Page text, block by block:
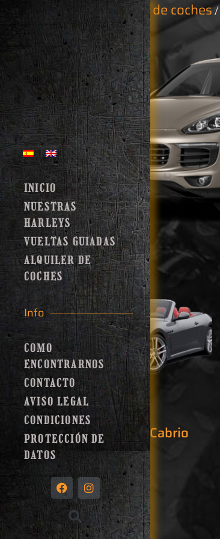
INICIO
NUESTRAS
HARLEYS
VUELTAS GUIADAS
ALQUILER DE
COCHES
Info
COMO
ENCONTRARNOS
CONTACTO
AVISO LEGAL
CONDICIONES
PROTECCIÓN DE
DATOS
Inicio Alquiler de coches/
Maserati Gran Cabrio
Leer más